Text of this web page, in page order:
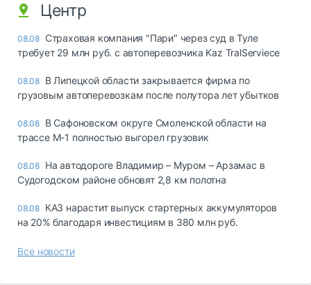
Центр
08.08 Страховая компания "Пари" через суд в Туле
требует 29 млн руб. с автоперевозчика Kaz TralServiece
08.08 В Липецкой области закрывается фирма по
грузовым автоперевозкам после полутора лет убытков
08.08 В Сафоновском округе Смоленской области на
трассе М-1 полностью выгорел грузовик
08.08 На автодороге Владимир – Муром – Арзамас в
Судогодском районе обновят 2,8 км полотна
08.08 КАЗ нарастит выпуск стартерных аккумуляторов
на 20% благодаря инвестициям в 380 млн руб.
Все новости